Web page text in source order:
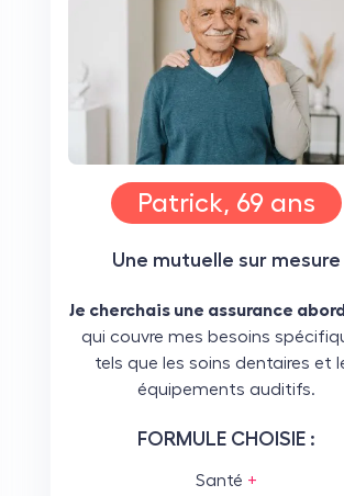
Patrick, 69 ans
Une mutuelle sur mesure
Je cherchais une assurance
qui couvre mes besoins
tels que les soins dentaires et
équipements auditifs.
FORMULE CHOISIE :
Santé +